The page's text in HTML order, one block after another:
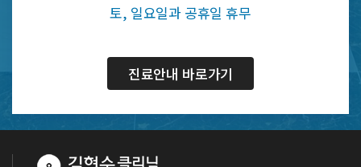
토, 일요일과 공휴일 휴무
진료안내 바로가기